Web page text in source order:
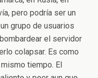
pero podría ser un
grupo de usuarios
el servidor
colapsar. Es como
tiempo. El